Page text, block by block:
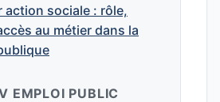
action sociale : rôle,
au métier dans la
EMPLOI PUBLIC